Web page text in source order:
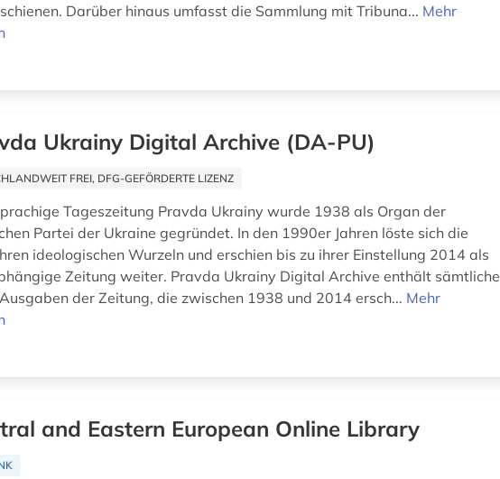
Darüber hinaus umfasst die Sammlung mit Tribuna... Mehr
Ukrainy Digital Archive (DA-PU)
FREI, DFG-GEFÖRDERTE LIZENZ
Tageszeitung Pravda Ukrainy wurde 1938 als Organ der
Partei der Ukraine gegründet. In den 1990er Jahren löste sich die
ideologischen Wurzeln und erschien bis zu ihrer Einstellung 2014 als
Zeitung weiter. Pravda Ukrainy Digital Archive enthält sämtliche
der Zeitung, die zwischen 1938 und 2014 ersch... Mehr
and Eastern European Online Library